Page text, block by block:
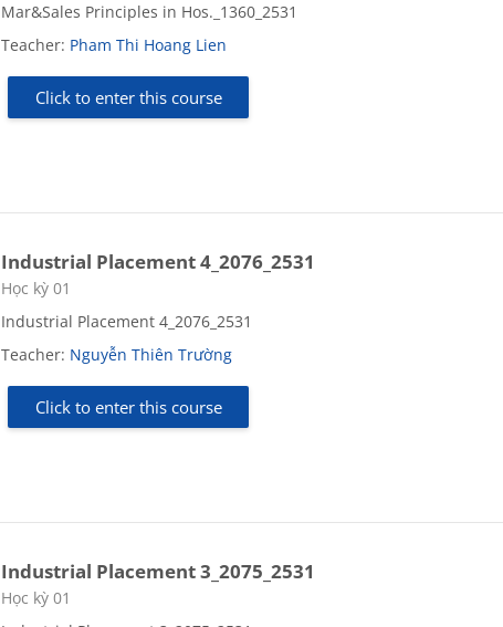
Mar&Sales Principles in Hos._1360_2531
Teacher: Pham Thi Hoang Lien
Click to enter this course
Industrial Placement 4_2076_2531
Course category
Học kỳ 01
Industrial Placement 4_2076_2531
Teacher: Nguyễn Thiên Trường
Click to enter this course
Industrial Placement 3_2075_2531
Course category
Học kỳ 01